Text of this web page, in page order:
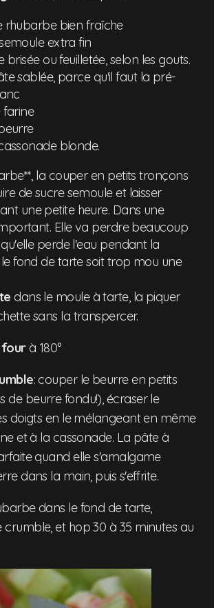
rhubarbe bien fraîche
extra fin
brisée ou feuilletée, selon les gouts.
sablée, parce qu'il faut la pré-
farine
blonde.
la couper en petits tronçons
de sucre semoule et laisser
une petite heure. Dans une
Elle va perdre beaucoup
perde l'eau pendant la
fond de tarte soit trop mou une
dans le moule à tarte, la piquer
sans la transpercer.
à 180°
: couper le beurre en petits
de beurre fondu!), écraser le
doigts en le mélangeant en même
et à la cassonade. La pâte à
quand elle s'amalgame
dans la main, puis s'effrite.
dans le fond de tarte,
et hop 30 à 35 minutes au